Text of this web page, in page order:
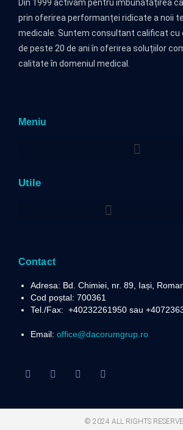
Din 1999 activăm pentru îmbunătățirea
prin oferirea performanței ridicate a noii
medicale. Suntem consultant calificat cu
de peste 20 de ani în oferirea soluțiilor
calitate în domeniul medical.
Meniu
Utile
Contact
Adresa: Bd. Chimiei, nr. 89, Iași,
Cod poștal: 700361
Tel./Fax: +40232261950 sau
Email: office@dacorumgrup.ro
© 2024 ALL RIGHTS